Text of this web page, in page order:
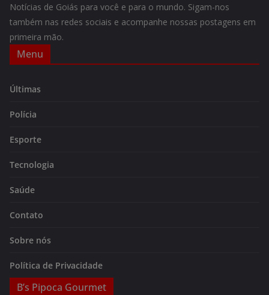
Notícias de Goiás para você e para o mundo. Sigam-nos
também nas redes sociais e acompanhe nossas postagens em
primeira mão.
Menu
Últimas
Polícia
Esporte
Tecnologia
Saúde
Contato
Sobre nós
Política de Privacidade
B’s Pipoca Gourmet